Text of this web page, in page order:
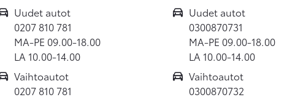
Uudet autot
0207 810 781
MA-PE 09.00-18.00
LA 10.00-14.00
Vaihtoautot
0207 810 781
Uudet autot
0300870731
MA-PE 09.00-18.00
LA 10.00-14.00
Vaihtoautot
0300870732